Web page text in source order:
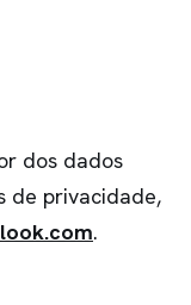
dos dados
de privacidade,
.